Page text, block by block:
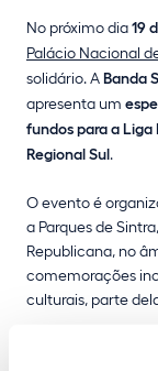
No próximo dia19
Palácio Nacional
solidário. ABanda
apresenta um
fundos para a
Regional Sul.
O evento é
a Parques de
Republicana, no
comemorações
culturais, parte